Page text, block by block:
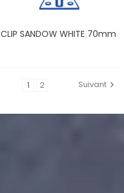
CLIP SANDOW WHITE 70mm
1 2 Suivant